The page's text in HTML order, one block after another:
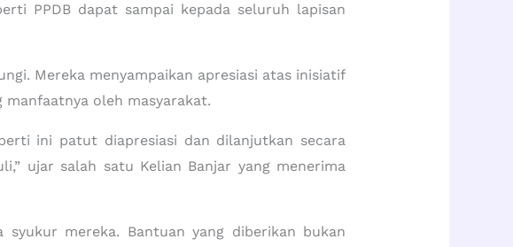
PPDB dapat sampai kepada seluruh lapisan
Mereka menyampaikan apresiasi atas inisiatif
manfaatnya oleh masyarakat.
ini patut diapresiasi dan dilanjutkan secara
ujar salah satu Kelian Banjar yang menerima
mereka. Bantuan yang diberikan bukan